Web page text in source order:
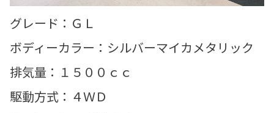
グレード：ＧＬ
ボディーカラー：シルバーマイカメタリック
排気量：１５００ｃｃ
駆動方式：４ＷＤ